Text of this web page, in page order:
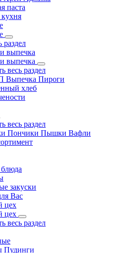
паста
кухня
раздел
выпечка
выпечка
весь раздел
Выпечка Пироги
хлеб
весь раздел
Пончики Пышки Вафли
закуски
Вас
цех
цех
весь раздел
Пудинги